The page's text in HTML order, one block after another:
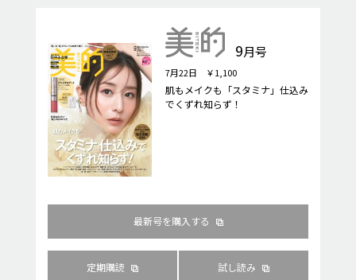
9月号
7月22日 ￥1,100
肌もメイクも「スタミナ」仕込み
でくずれ知らず！
最新号を購入する
定期購読 試し読み